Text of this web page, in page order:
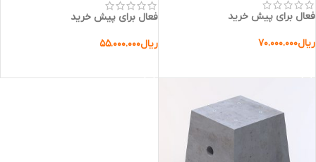
فعال برای پیش خرید
ریال۷۰.۰۰۰.۰۰۰
فعال برای پیش خرید
ریال۵۵.۰۰۰.۰۰۰